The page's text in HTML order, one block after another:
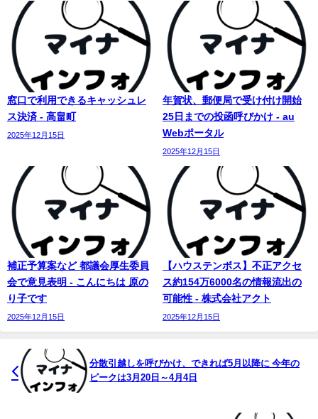
窓口で利用できるキャッシュレ
ス決済 - 高畠町
2025年12月15日
年賀状、郵便局で受け付け開始
25日までの投函呼びかけ - au
Webポータル
2025年12月15日
補正予算案など 都議会厚生委員
会で意見表明 - こんにちは 原の
り子です
2025年12月15日
【ハウステンボス】不正アクセ
ス約154万6000名の情報流出の
可能性 - 株式会社アクト
2025年12月15日
分散引越しを呼びかけ、できれば5月以降に 今年の
ピークは3月20日～4月4日